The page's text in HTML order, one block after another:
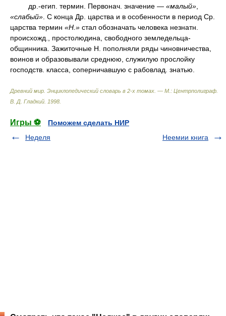
др.-егип. термин. Первонач. значение — «малый»
«слабый» . С конца Др. царства и в особенности в период Ср.
царства термин «Н.» стал обозначать человека незнатн.
происхожд., простолюдина, свободного земледельца-
общинника. Зажиточные Н. пополняли ряды чиновничества,
воинов и образовывали среднюю, служилую прослойку
господств. класса, соперничавшую с рабовлад. знатью.
Древний мир. Энциклопедический словарь в 2-х томах. — М.: Центрполиграф
В. Д. Гладкий 1998
Игры ⚽
Поможем сделать НИР
Неделя
Неемии книга